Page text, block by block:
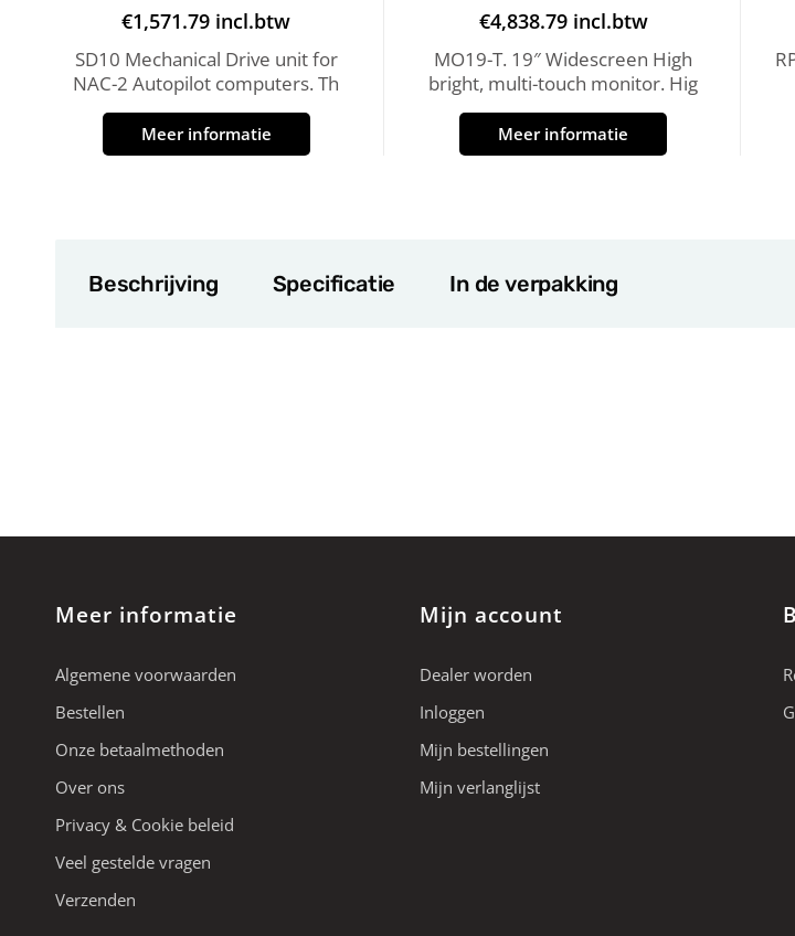
€1,571.79 incl.btw
SD10 Mechanical Drive unit for
NAC-2 Autopilot computers. Th
Meer informatie
€4,838.79 incl.btw
MO19-T. 19″ Widescreen High
bright, multi-touch monitor. Hig
Meer informatie
Beschrijving Specificatie In de verpakking
Meer informatie
Algemene voorwaarden
Bestellen
Onze betaalmethoden
Over ons
Privacy & Cookie beleid
Veel gestelde vragen
Verzenden
Mijn account
Dealer worden
Inloggen
Mijn bestellingen
Mijn verlanglijst